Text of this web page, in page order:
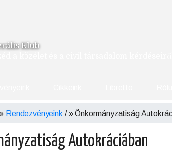
Klub
Rendezvényeink / Önkormányzatiság
Autokráciában